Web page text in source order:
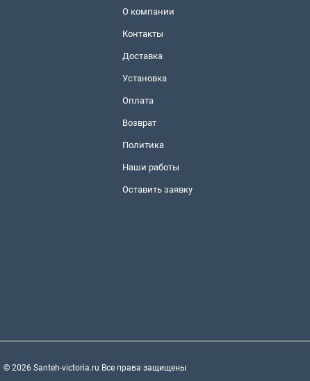
О компании
Контакты
Доставка
Установка
Оплата
Возврат
Политика
Наши работы
Оставить заявку
© 2026 Santeh-victoria.ru Все права защищены